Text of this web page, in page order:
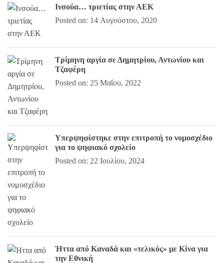
Ινσούα… τριετίας στην ΑΕΚ
Posted on: 14 Αυγούστου, 2020
Τρίμηνη αργία σε Δημητρίου, Αντωνίου και
Τζαφέρη
Posted on: 25 Μαΐου, 2022
Υπερψηφίστηκε στην επιτροπή το νομοσχέδιο
για το ψηφιακό σχολείο
Posted on: 22 Ιουλίου, 2024
Ήττα από Καναδά και «τελικός» με Κίνα για
την Εθνική